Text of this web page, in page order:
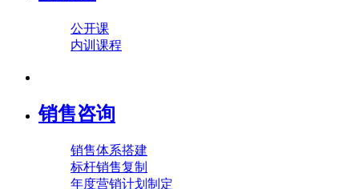
公开课
内训课程
销售咨询
销售体系搭建
标杆销售复制
年度营销计划制定